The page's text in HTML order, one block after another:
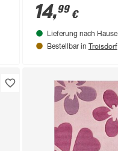
14,99€
Lieferung nach Hause
Bestellbar in Troisdorf